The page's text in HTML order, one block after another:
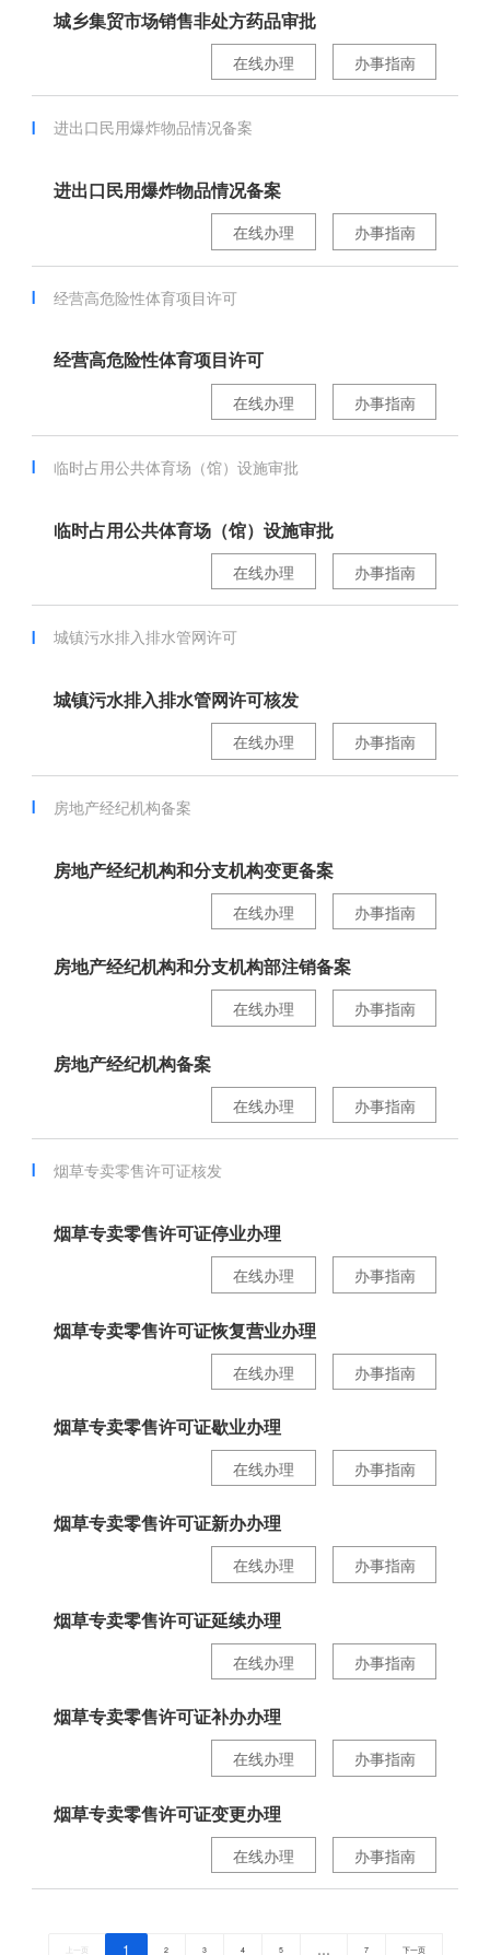
城乡集贸市场销售非处方药品审批
办事指南
在线办理
进出口民用爆炸物品情况备案
进出口民用爆炸物品情况备案
办事指南
在线办理
经营高危险性体育项目许可
经营高危险性体育项目许可
办事指南
在线办理
临时占用公共体育场（馆）设施审批
临时占用公共体育场（馆）设施审批
办事指南
在线办理
城镇污水排入排水管网许可
城镇污水排入排水管网许可核发
办事指南
在线办理
房地产经纪机构备案
房地产经纪机构和分支机构变更备案
办事指南
在线办理
房地产经纪机构和分支机构部注销备案
办事指南
在线办理
房地产经纪机构备案
办事指南
在线办理
烟草专卖零售许可证核发
烟草专卖零售许可证停业办理
办事指南
在线办理
烟草专卖零售许可证恢复营业办理
办事指南
在线办理
烟草专卖零售许可证歇业办理
办事指南
在线办理
烟草专卖零售许可证新办办理
办事指南
在线办理
烟草专卖零售许可证延续办理
办事指南
在线办理
烟草专卖零售许可证补办办理
办事指南
在线办理
烟草专卖零售许可证变更办理
办事指南
在线办理
上一页 1 2 3 4 5 … 7 下一页